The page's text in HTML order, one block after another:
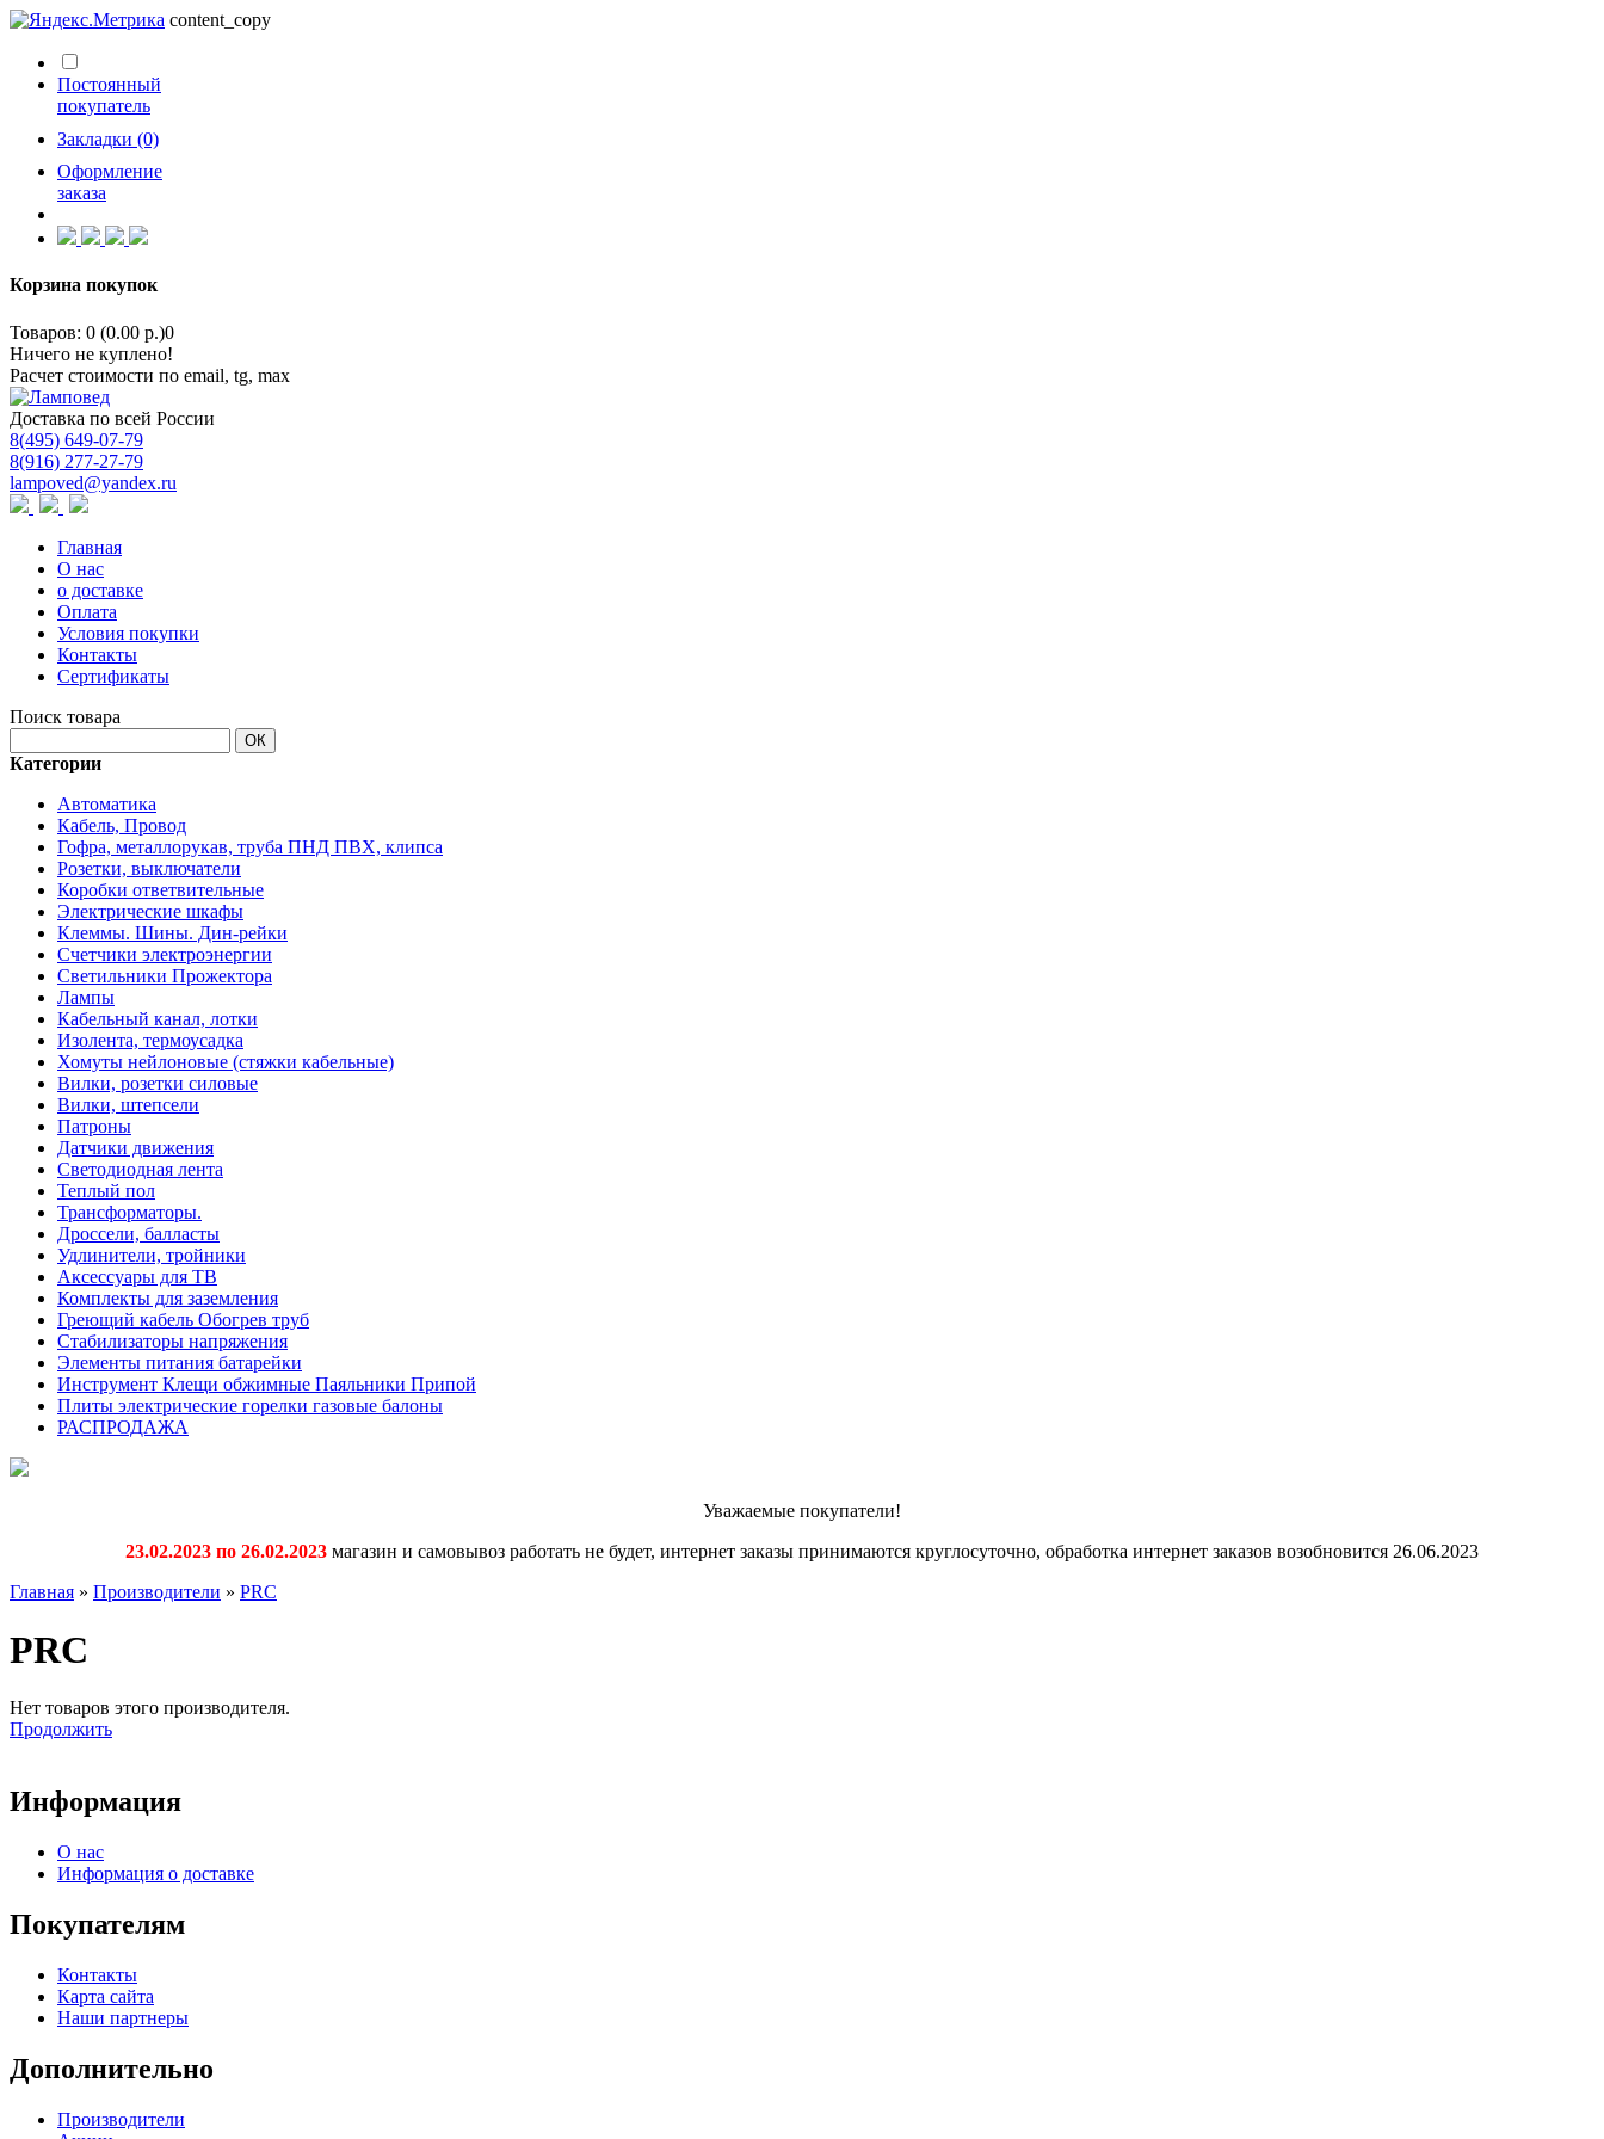
content_copy
Постоянный
покупатель
Закладки (0)
Оформление
заказа
Корзина покупок
Товаров: 0 (0.00 р.)0
Ничего не куплено!
Расчет стоимости по email, tg, max
Доставка по всей России
8(495) 649-07-79
8(916) 277-27-79
lampoved@yandex.ru
Главная
О нас
о доставке
Оплата
Условия покупки
Контакты
Сертификаты
Поиск товара
ОК
Категории
Автоматика
Кабель, Провод
Гофра, металлорукав, труба ПНД ПВХ, клипса
Розетки, выключатели
Коробки ответвительные
Электрические шкафы
Клеммы. Шины. Дин-рейки
Счетчики электроэнергии
Светильники Прожектора
Лампы
Кабельный канал, лотки
Изолента, термоусадка
Хомуты нейлоновые (стяжки кабельные)
Вилки, розетки силовые
Вилки, штепсели
Патроны
Датчики движения
Светодиодная лента
Теплый пол
Трансформаторы.
Дроссели, балласты
Удлинители, тройники
Аксессуары для ТВ
Комплекты для заземления
Греющий кабель Обогрев труб
Стабилизаторы напряжения
Элементы питания батарейки
Инструмент Клещи обжимные Паяльники Припой
Плиты электрические горелки газовые балоны
РАСПРОДАЖА
Уважаемые покупатели!
23.02.2023 по 26.02.2023 магазин и самовывоз работать не будет, интернет заказы принимаются круглосуточно, обработка интернет заказов возобновится 26.06.2023
Главная » Производители » PRC
PRC
Нет товаров этого производителя.
Продолжить
Информация
О нас
Информация о доставке
Покупателям
Контакты
Карта сайта
Наши партнеры
Дополнительно
Производители